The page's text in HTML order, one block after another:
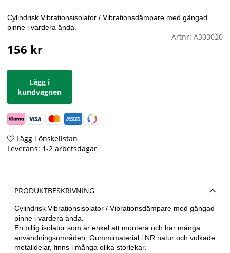
Cylindrisk Vibrationsisolator / Vibrationsdämpare med gängad
pinne i vardera ända.
Artnr: A303020
156 kr
Lägg i
kundvagnen
Lägg i önskelistan
Leverans: 1-2 arbetsdagar
PRODUKTBESKRIVNING
Cylindrisk Vibrationsisolator / Vibrationsdämpare med gängad
pinne i vardera ända.
En billig isolator som är enkel att montera och har många
användningsområden. Gummimaterial i NR natur och vulkade
metalldelar, finns i många olika storlekar.